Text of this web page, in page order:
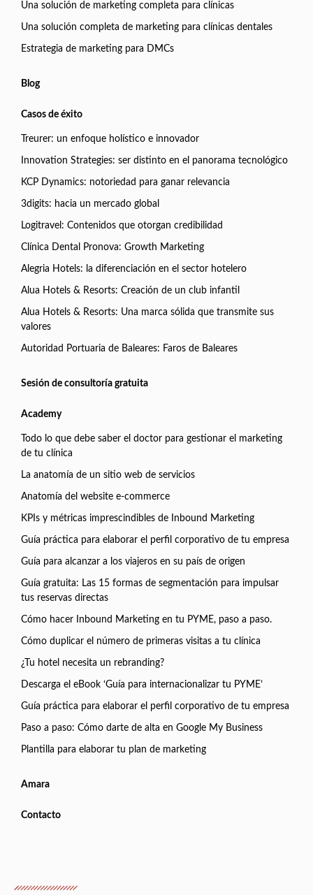
Una solución de marketing completa para clínicas
Una solución completa de marketing para clínicas dentales
Estrategia de marketing para DMCs
Blog
Casos de éxito
Treurer: un enfoque holístico e innovador
Innovation Strategies: ser distinto en el panorama tecnológico
KCP Dynamics: notoriedad para ganar relevancia
3digits: hacia un mercado global
Logitravel: Contenidos que otorgan credibilidad
Clínica Dental Pronova: Growth Marketing
Alegria Hotels: la diferenciación en el sector hotelero
Alua Hotels & Resorts: Creación de un club infantil
Alua Hotels & Resorts: Una marca sólida que transmite sus
valores
Autoridad Portuaria de Baleares: Faros de Baleares
Sesión de consultoría gratuita
Academy
Todo lo que debe saber el doctor para gestionar el marketing
de tu clínica
La anatomía de un sitio web de servicios
Anatomía del website e-commerce
KPIs y métricas imprescindibles de Inbound Marketing
Guía práctica para elaborar el perfil corporativo de tu empresa
Guía para alcanzar a los viajeros en su país de origen
Guía gratuita: Las 15 formas de segmentación para impulsar
tus reservas directas
Cómo hacer Inbound Marketing en tu PYME, paso a paso.
Cómo duplicar el número de primeras visitas a tu clínica
¿Tu hotel necesita un rebranding?
Descarga el eBook ‘Guía para internacionalizar tu PYME’
Guía práctica para elaborar el perfil corporativo de tu empresa
Paso a paso: Cómo darte de alta en Google My Business
Plantilla para elaborar tu plan de marketing
Amara
Contacto